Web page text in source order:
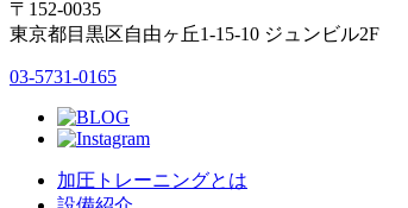
〒152-0035
東京都目黒区自由ヶ丘1-15-10 ジュンビル2F
03-5731-0165
加圧トレーニングとは